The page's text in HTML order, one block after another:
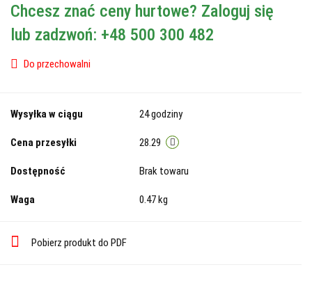
Chcesz znać ceny hurtowe? Zaloguj się
lub zadzwoń: +48 500 300 482
Do przechowalni
Wysyłka w ciągu 24 godziny
Cena przesyłki 28.29
Dostępność Brak towaru
Waga 0.47 kg
Pobierz produkt do PDF